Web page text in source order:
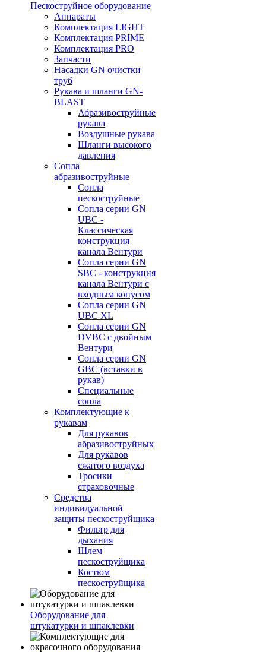
Пескоструйное оборудование
Аппараты
Комплектация LIGHT
Комплектация PRIME
Комплектация PRO
Запчасти
Насадки GN очистки
труб
Рукава и шланги GN-
BLAST
Абразивоструйные
рукава
Воздушные рукава
Шланги высокого
давления
Сопла
абразивоструйные
Сопла
пескоструйные
Сопла серии GN
UBC -
Классическая
конструкция
канала Вентури
Сопла серии GN
SBC - конструкция
канала Вентури c
входным конусом
Сопла серии GN
UBC XL
Сопла серии GN
DVBC с двойным
Вентури
Сопла серии GN
GBC (вставки в
рукав)
Специальные
сопла
Комплектующие к
рукавам
Для рукавов
абразивоструйных
Для рукавов
сжатого воздуха
Тросики
страховочные
Средства
индивидуальной
защиты пескоструйщика
Фильтр для
дыхания
Шлем
пескоструйщика
Костюм
пескоструйщика
Оборудование для
штукатурки и шпаклевки